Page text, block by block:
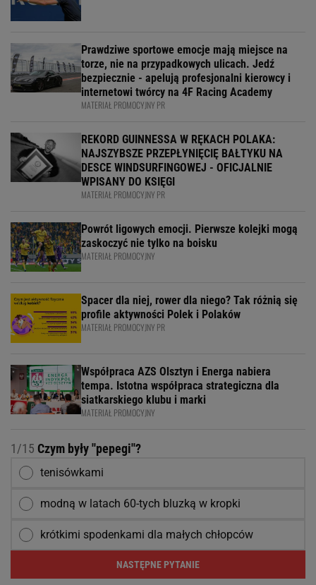
Prawdziwe sportowe emocje mają miejsce na
torze, nie na przypadkowych ulicach. Jedź
bezpiecznie - apelują profesjonalni kierowcy i
internetowi twórcy na 4F Racing Academy
MATERIAŁ PROMOCYJNY PR
REKORD GUINNESSA W RĘKACH POLAKA:
NAJSZYBSZE PRZEPŁYNIĘCIĘ BAŁTYKU NA
DESCE WINDSURFINGOWEJ - OFICJALNIE
WPISANY DO KSIĘGI
MATERIAŁ PROMOCYJNY PR
Powrót ligowych emocji. Pierwsze kolejki mogą
zaskoczyć nie tylko na boisku
MATERIAŁ PROMOCYJNY
Spacer dla niej, rower dla niego? Tak różnią się
profile aktywności Polek i Polaków
MATERIAŁ PROMOCYJNY PR
Współpraca AZS Olsztyn i Energa nabiera
tempa. Istotna współpraca strategiczna dla
siatkarskiego klubu i marki
MATERIAŁ PROMOCYJNY
1/15 Czym były ''pepegi''?
tenisówkami
modną w latach 60-tych bluzką w kropki
krótkimi spodenkami dla małych chłopców
NASTĘPNE PYTANIE